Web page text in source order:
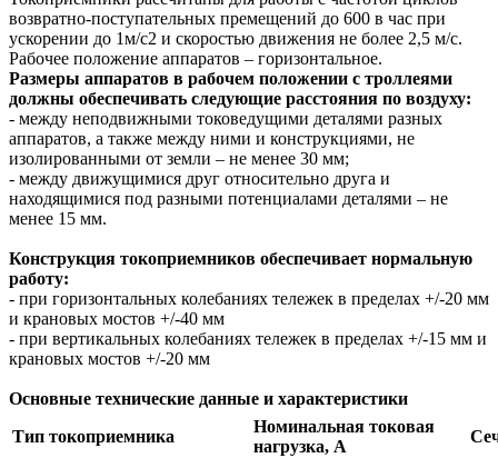
возвратно-поступательных премещений до 600 в час при
ускорении до 1м/с2 и скоростью движения не более 2,5 м/с.
Рабочее положение аппаратов – горизонтальное.
Размеры аппаратов в рабочем положении с троллеями
должны обеспечивать следующие расстояния по воздуху:
- между неподвижными токоведущими деталями разных
аппаратов, а также между ними и конструкциями, не
изолированными от земли – не менее 30 мм;
- между движущимися друг относительно друга и
находящимися под разными потенциалами деталями – не
менее 15 мм.
Конструкция токоприемников обеспечивает нормальную
работу:
- при горизонтальных колебаниях тележек в пределах +/-20 мм
и крановых мостов +/-40 мм
- при вертикальных колебаниях тележек в пределах +/-15 мм и
крановых мостов +/-20 мм
Основные технические данные и характеристики
Тип токоприемника
Номинальная токовая
нагрузка, А